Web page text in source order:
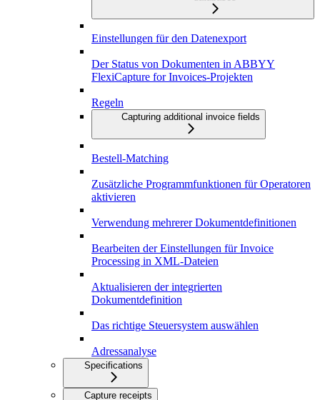
Einstellungen für den Datenexport
Der Status von Dokumenten in ABBYY
FlexiCapture for Invoices-Projekten
Regeln
Capturing additional invoice fields
Bestell-Matching
Zusätzliche Programmfunktionen für Operatoren
aktivieren
Verwendung mehrerer Dokumentdefinitionen
Bearbeiten der Einstellungen für Invoice
Processing in XML-Dateien
Aktualisieren der integrierten
Dokumentdefinition
Das richtige Steuersystem auswählen
Adressanalyse
Specifications
Capture receipts